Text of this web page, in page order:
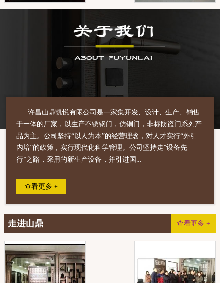
许昌山鼎凯悦有限公司是一家集开发、设计、生产、销售
于一体的厂家，以生产不锈钢门，仿铜门，非标防盗门系列产
品为主。公司坚持“以人为本”的经营理念，对人才实行“外引
内培”的政策，实行现代化科学管理。公司坚持走“设备先
行”之路，采用的新生产设备，并引进国...
查看更多 +
查看更多 +
走进山鼎